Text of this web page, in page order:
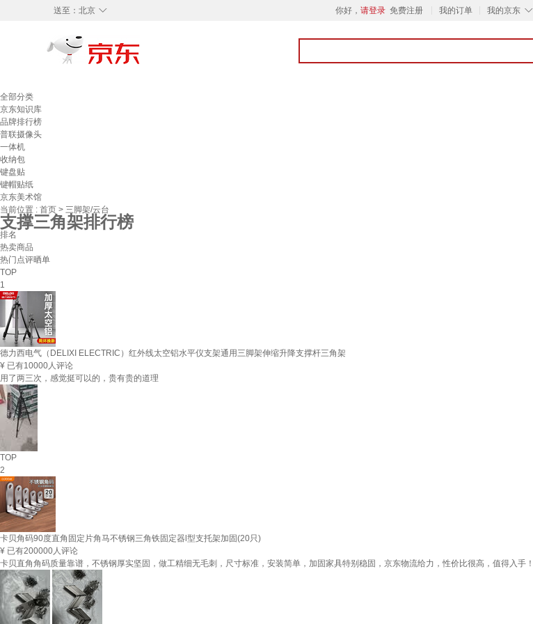
◇
送至： 北京 你好， 请登录 免费注册 我的订单 ◇
我的京东
全部分类
京东知识库
品牌排行榜
普联摄像头
一体机
收纳包
键盘贴
键帽贴纸
京东美术馆
当前位置 : 首页 > 三脚架/云台
支撑三角架排行榜
排名
热卖商品
热门点评晒单
TOP
1
德力西电气（DELIXI ELECTRIC）红外线太空铝水平仪支架通用三脚架伸缩升降支撑杆三角架
¥ 已有10000人评论
用了两三次，感觉挺可以的，贵有贵的道理
TOP
2
卡贝角码90度直角固定片角马不锈钢三角铁固定器l型支托架加固(20只)
¥ 已有200000人评论
卡贝直角角码质量靠谱，不锈钢厚实坚固，做工精细无毛刺，尺寸标准，安装简单，加固家具特别稳固，京东物流给力，性价比很高，值得入手！